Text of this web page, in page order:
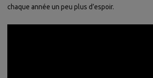
chaque année un peu plus d’espoir.